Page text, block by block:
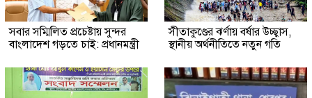
সবার সম্মিলিত প্রচেষ্টায় সুন্দর
বাংলাদেশ গড়তে চাই: প্রধানমন্ত্রী
সীতাকুণ্ডের ঝর্ণায় বর্ষার উচ্ছ্বাস,
স্থানীয় অর্থনীতিতে নতুন গতি